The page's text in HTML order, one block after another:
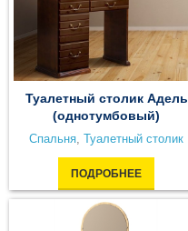
Туалетный столик Адель
(однотумбовый)
Спальня, Туалетный столик
ПОДРОБНЕЕ